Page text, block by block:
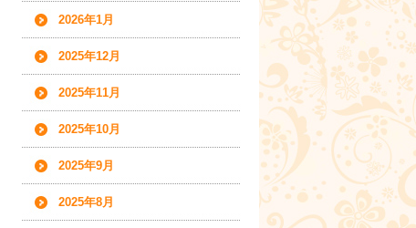
2026年1月
2025年12月
2025年11月
2025年10月
2025年9月
2025年8月